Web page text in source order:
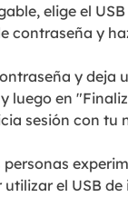
elige el
contraseña y
y deja
luego en
sesión con tu
personas
el USB